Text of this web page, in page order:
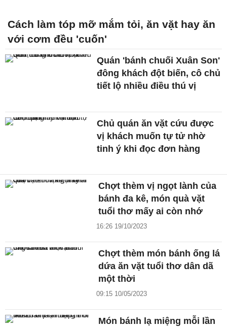
Cách làm tóp mỡ mắm tỏi, ăn vặt hay ăn
với cơm đều 'cuốn'
Quán 'bánh chuối Xuân Son'
đông khách đột biến, cô chủ
tiết lộ nhiều điều thú vị
Chủ quán ăn vặt cứu được
vị khách muốn tự tử nhờ
tinh ý khi đọc đơn hàng
Chợt thèm vị ngọt lành của
bánh đa kê, món quà vặt
tuổi thơ mấy ai còn nhớ
16:26 19/10/2023
Chợt thèm món bánh ống lá
dứa ăn vặt tuổi thơ dân dã
một thời
09:15 10/05/2023
Món bánh lạ miệng mỗi lần